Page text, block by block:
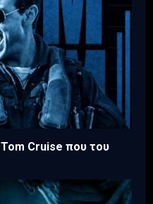
Cruise που του